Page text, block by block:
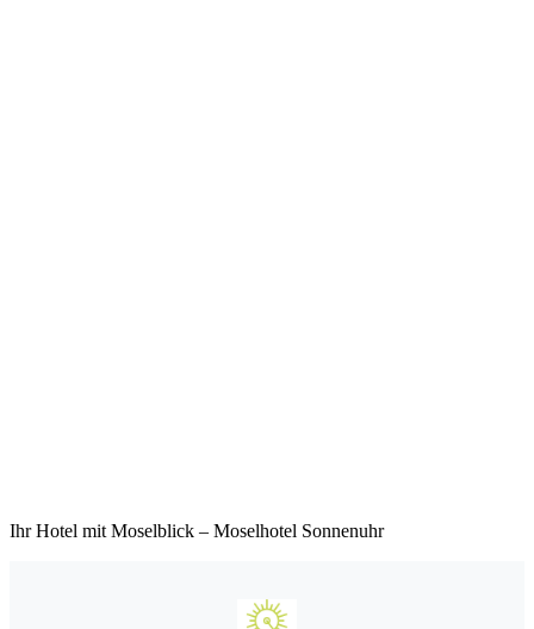
Ihr Hotel mit Moselblick – Moselhotel Sonnenuhr